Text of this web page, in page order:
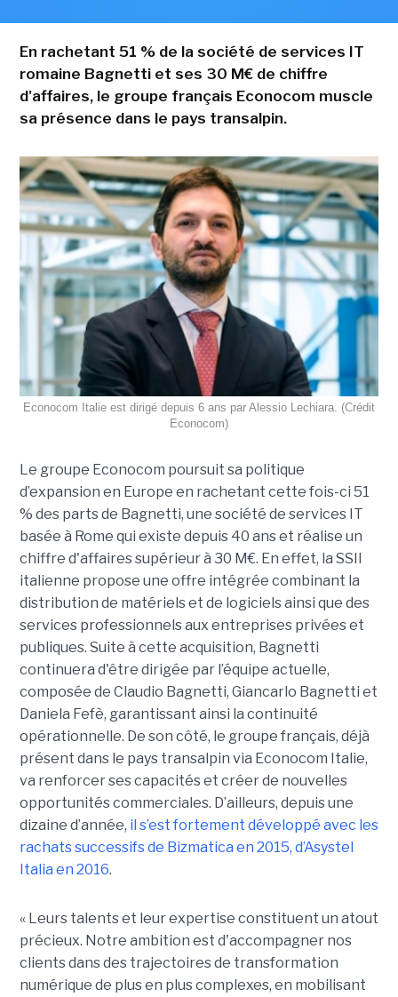
En rachetant 51 % de la société de services IT
romaine Bagnetti et ses 30 M€ de chiffre
d'affaires, le groupe français Econocom muscle
sa présence dans le pays transalpin.
Econocom Italie est dirigé depuis 6 ans par Alessio Lechiara. (Crédit
Econocom)
Le groupe Econocom poursuit sa politique
d’expansion en Europe en rachetant cette fois-ci 51
% des parts de Bagnetti, une société de services IT
basée à Rome qui existe depuis 40 ans et réalise un
chiffre d'affaires supérieur à 30 M€. En effet, la SSII
italienne propose une offre intégrée combinant la
distribution de matériels et de logiciels ainsi que des
services professionnels aux entreprises privées et
publiques. Suite à cette acquisition, Bagnetti
continuera d'être dirigée par l’équipe actuelle,
composée de Claudio Bagnetti, Giancarlo Bagnetti et
Daniela Fefè, garantissant ainsi la continuité
opérationnelle. De son côté, le groupe français, déjà
présent dans le pays transalpin via Econocom Italie,
va renforcer ses capacités et créer de nouvelles
opportunités commerciales. D’ailleurs, depuis une
dizaine d’année, il s’est fortement développé avec les
rachats successifs de Bizmatica en 2015, d’Asystel
Italia en 2016.
« Leurs talents et leur expertise constituent un atout
précieux. Notre ambition est d'accompagner nos
clients dans des trajectoires de transformation
numérique de plus en plus complexes, en mobilisant